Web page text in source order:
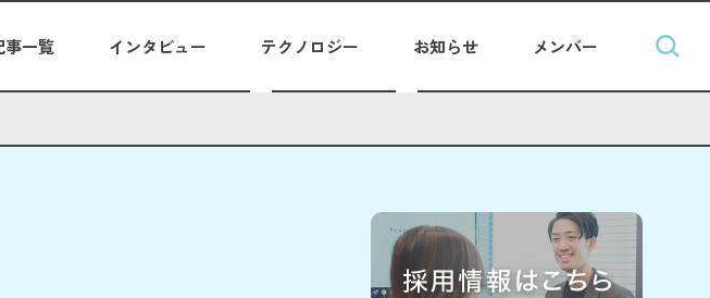
事一覧 インタビュー テクノロジー お知らせ メンバー